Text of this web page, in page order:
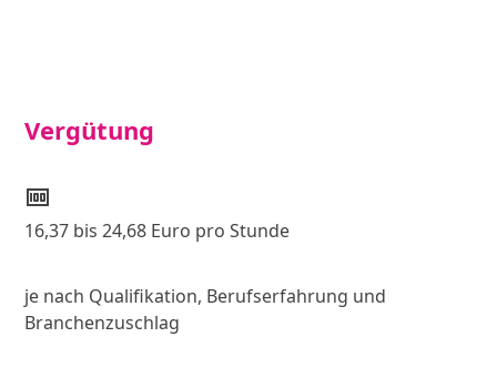
Vergütung
money
16,37 bis 24,68 Euro pro Stunde
je nach Qualifikation, Berufserfahrung und
Branchenzuschlag